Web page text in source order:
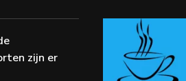
zijn er